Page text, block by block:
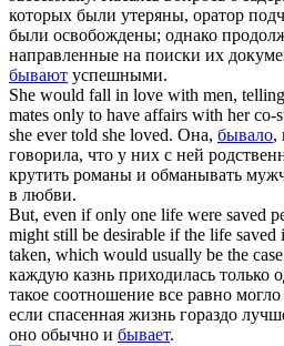
которых были утеряны, оратор
были освобождены; однако
направленные на поиски их
бывают успешными.
She would fall in love with men,
mates only to have affairs with her co-
she ever told she loved. Она, бывало,
говорила, что у них с ней
крутить романы и обманывать
в любви.
But, even if only one life were saved
might still be desirable if the life saved
taken, which would usually be the
каждую казнь приходилась только
такое соотношение все равно
если спасенная жизнь гораздо
оно обычно и бывает.